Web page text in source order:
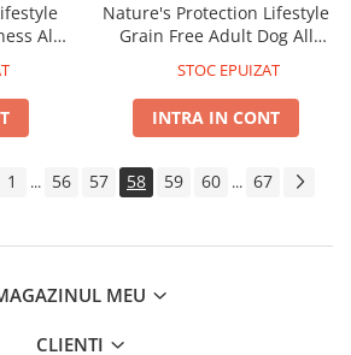
All
Nature's Protection Lifestyle
Grain Free Adult Dog All
STOC EPUIZAT
INTRA IN CONT
1 ... 56 57 58 59 60 ... 67
MEU
CLIENTI